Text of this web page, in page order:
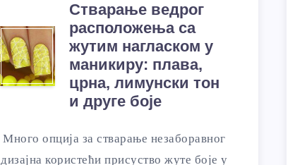
Стварање ведрог
расположења са
жутим нагласком у
маникиру: плава,
црна, лимунски тон
и друге боје
Много опција за стварање незаборавног
дизајна користећи присуство жуте боје у